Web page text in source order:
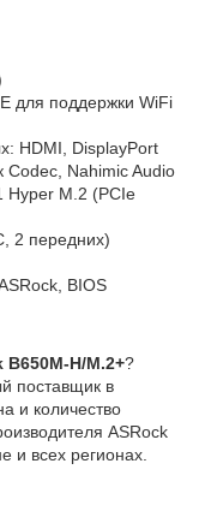
для поддержки WiFi
HDMI, DisplayPort
Codec, Nahimic Audio
Hyper M.2 (PCIe
2 передних)
BIOS
B650M-H/M.2+?
поставщик в
и количество
ASRock
и всех регионах.